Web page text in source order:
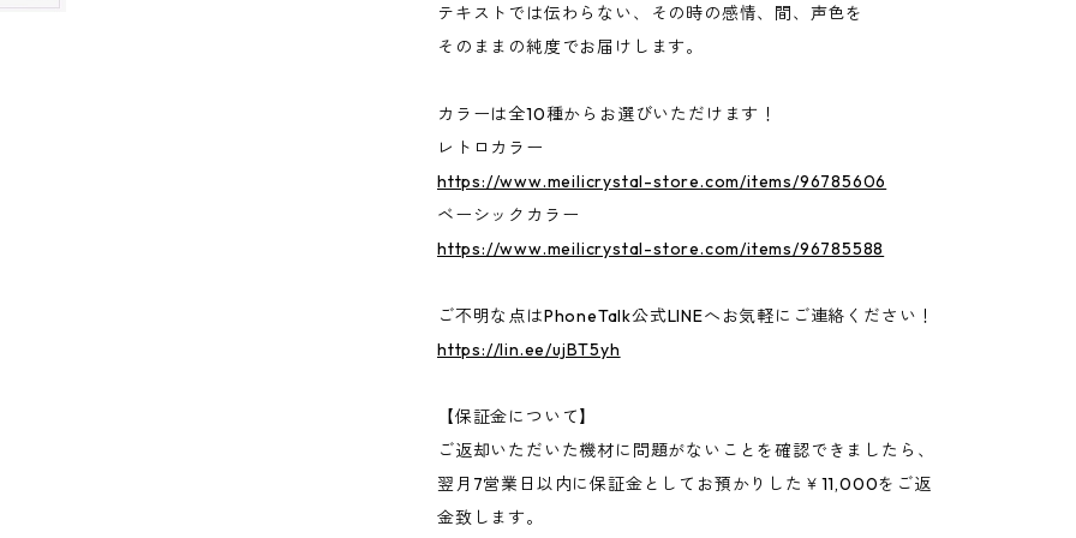
テキストでは伝わらない、その時の感情、間、声色を
そのままの純度でお届けします。
カラーは全10種からお選びいただけます！
レトロカラー
https://www.meilicrystal-store.com/items/96785606
ベーシックカラー
https://www.meilicrystal-store.com/items/96785588
ご不明な点はPhoneTalk公式LINEへお気軽にご連絡ください！
https://lin.ee/ujBT5yh
【保証金について】
ご返却いただいた機材に問題がないことを確認できましたら、
翌月7営業日以内に保証金としてお預かりした￥11,000をご返
金致します。